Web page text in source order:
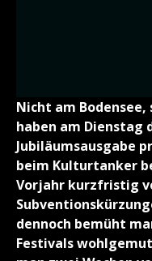
Nicht am Bodensee,
haben am Dienstag
Jubiläumsausgabe
beim Kulturtanker
Vorjahr kurzfristig
dennoch bemüht
Festivals